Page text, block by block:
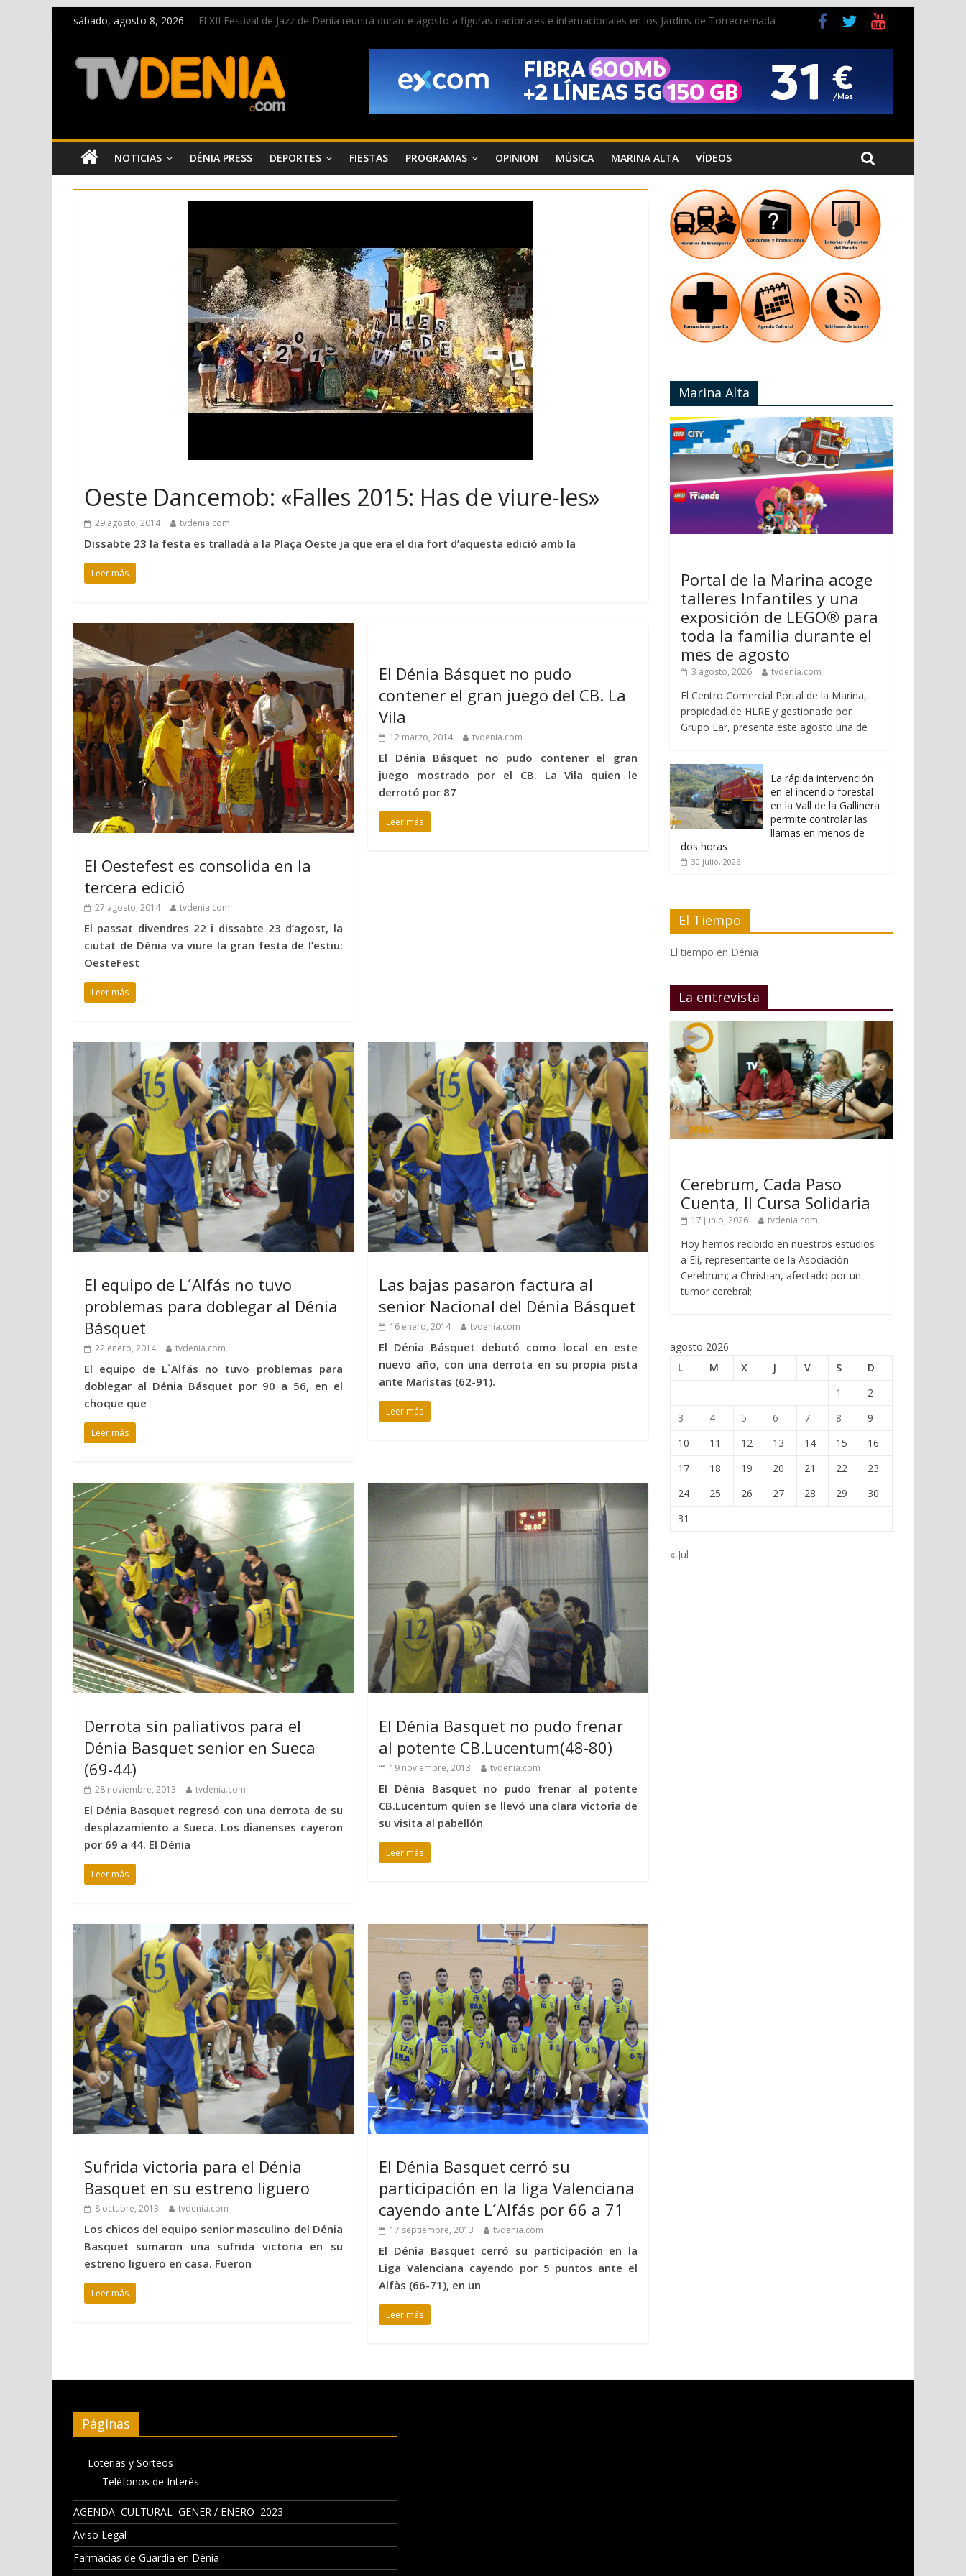
sábado, agosto 8, 2026
El XII Festival de Jazz de Dénia reunirá durante agosto a figuras nacionales e internacionales en los Jardins de Torrecremada
El bando moro protagonista en la Segunda Entraeta Festera
Paco Adsuar dona al Arxiu de Dénia más de 50.000 imágenes de la memoria visual de la ciudad
La Entraeta Festera llena de ambiente la calle Marqués de Campo con la recepción a la Capitanía Cristiana
NOTICIAS DÉNIA PRESS DEPORTES FIESTAS PROGRAMAS OPINION MÚSICA MARINA ALTA VÍDEOS
Oeste Dancemob: «Falles 2015: Has de viure-les»
29 agosto, 2014 tvdenia.com
Dissabte 23 la festa es tralladà a la Plaça Oeste ja que era el dia fort d’aquesta edició amb la
Leer más
El Oestefest es consolida en la
tercera edició
27 agosto, 2014 tvdenia.com
El passat divendres 22 i dissabte 23 d’agost, la
ciutat de Dénia va viure la gran festa de l’estiu:
OesteFest
Leer más
El Dénia Básquet no pudo
contener el gran juego del CB. La
Vila
12 marzo, 2014 tvdenia.com
El Dénia Básquet no pudo contener el gran
juego mostrado por el CB. La Vila quien le
derrotó por 87
Leer más
El equipo de L´Alfás no tuvo
problemas para doblegar al Dénia
Básquet
22 enero, 2014 tvdenia.com
El equipo de L`Alfás no tuvo problemas para
doblegar al Dénia Básquet por 90 a 56, en el
choque que
Leer más
Las bajas pasaron factura al
senior Nacional del Dénia Básquet
16 enero, 2014 tvdenia.com
El Dénia Básquet debutó como local en este
nuevo año, con una derrota en su propia pista
ante Maristas (62-91).
Leer más
Derrota sin paliativos para el
Dénia Basquet senior en Sueca
(69-44)
28 noviembre, 2013 tvdenia.com
El Dénia Basquet regresó con una derrota de su
desplazamiento a Sueca. Los dianenses cayeron
por 69 a 44. El Dénia
Leer más
El Dénia Basquet no pudo frenar
al potente CB.Lucentum(48-80)
19 noviembre, 2013 tvdenia.com
El Dénia Basquet no pudo frenar al potente
CB.Lucentum quien se llevó una clara victoria de
su visita al pabellón
Leer más
Sufrida victoria para el Dénia
Basquet en su estreno liguero
8 octubre, 2013 tvdenia.com
Los chicos del equipo senior masculino del Dénia
Basquet sumaron una sufrida victoria en su
estreno liguero en casa. Fueron
Leer más
El Dénia Basquet cerró su
participación en la liga Valenciana
cayendo ante L´Alfás por 66 a 71
17 septiembre, 2013 tvdenia.com
El Dénia Basquet cerró su participación en la
Liga Valenciana cayendo por 5 puntos ante el
Alfàs (66-71), en un
Leer más
Marina Alta
Portal de la Marina acoge
talleres Infantiles y una
exposición de LEGO® para
toda la familia durante el
mes de agosto
3 agosto, 2026 tvdenia.com
El Centro Comercial Portal de la Marina,
propiedad de HLRE y gestionado por
Grupo Lar, presenta este agosto una de
La rápida intervención
en el incendio forestal
en la Vall de la Gallinera
permite controlar las
llamas en menos de
dos horas
30 julio, 2026
El Tiempo
El tiempo en Dénia
La entrevista
Cerebrum, Cada Paso
Cuenta, II Cursa Solidaria
17 junio, 2026 tvdenia.com
Hoy hemos recibido en nuestros estudios
a Eli, representante de la Asociación
Cerebrum; a Christian, afectado por un
tumor cerebral;
agosto 2026
L
M X J V S
D
1
2
3
4 5 6 7 8
9
10
11 12 13 14 15
16
17
18 19 20 21 22
23
24
25 26 27 28 29
30
31
« Jul
Páginas
Loterias y Sorteos
Teléfonos de Interés
AGENDA CULTURAL GENER / ENERO 2023
Aviso Legal
Farmacias de Guardia en Dénia